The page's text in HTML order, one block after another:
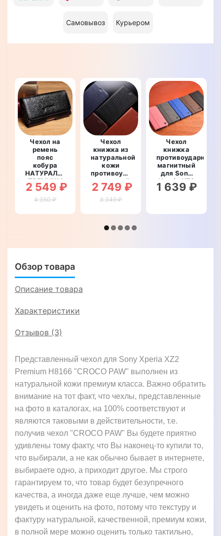
Самовывоз Курьером
Чехол на
ремень
пояс
кобура
НАТУРАЛЬНАЯ
ПРЕМИУМ
КОЖА для
телефона
Xperia XZ2
2 549 ₽
4 350 ₽
Чехол
книжка из
натуральной
кожи
противоударный
магнитный
для Sony
Xperia XZ2
H8166
2 749 ₽
3 349 ₽
Чехол
книжка
противоударный
магнитный
для Sony
Xperia XZ2
Premium
1 639 ₽
Обзор товара
Описание товара
Характеристики
Отзывов (3)
Представленный чехол для Sony Xperia XZ2
Premium H8166 "CROCO PAW" выполнен из
натуральной кожи премиум класса. Важно обратить
внимание на тот факт, что чехлы, представленные
на фото в каталогах, на 100% соответствуют и
являются таковыми в действительности, т.е.
получив чехол "CROCO PAW" Вы будете приятно
удивлены тому факту, что Вы наконец-то купили то,
что выбирали, а не как обычно бывает в интернете,
выбираете одно, а приходит другое. Мы строго
гарантируем то, что товар будет безупречного
качества, а иногда даже еще лучше, чем можно
увидеть и оценить на фото, потому что текстуру и
фактуру натуральной, качественной, премиум кожи,
в полной мере можно оценить только тактильно,